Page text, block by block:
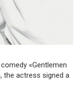
«Gentlemen
the actress signed a